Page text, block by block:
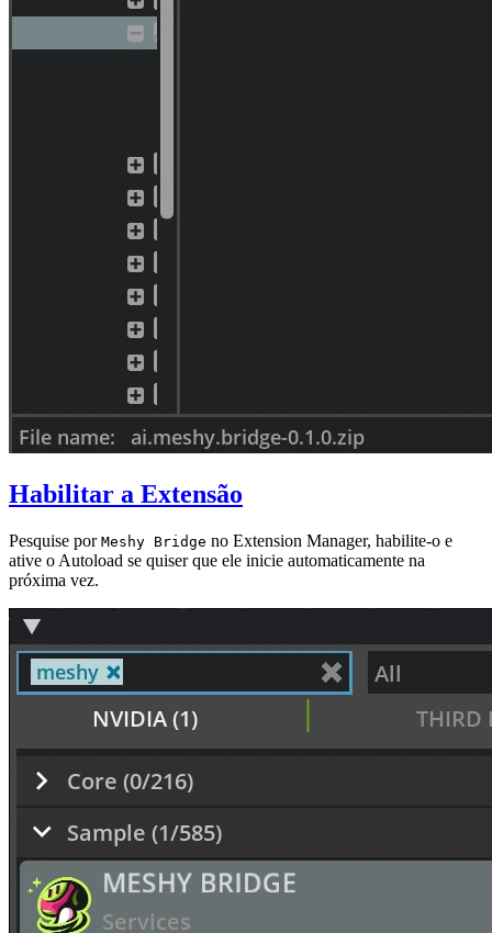
Habilitar a Extensão
Pesquise por Meshy Bridge no Extension Manager, habilite-o e
ative o Autoload se quiser que ele inicie automaticamente na
próxima vez.